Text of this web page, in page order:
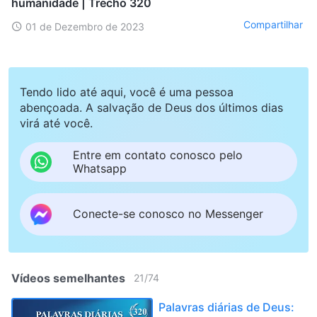
01 de Dezembro de 2023 Compartilhar
Tendo lido até aqui, você é uma pessoa
abençoada. A salvação de Deus dos últimos dias
virá até você.
Entre em contato conosco pelo
Whatsapp
Conecte-se conosco no Messenger
Vídeos semelhantes 21/74
Palavras diárias de Deus: